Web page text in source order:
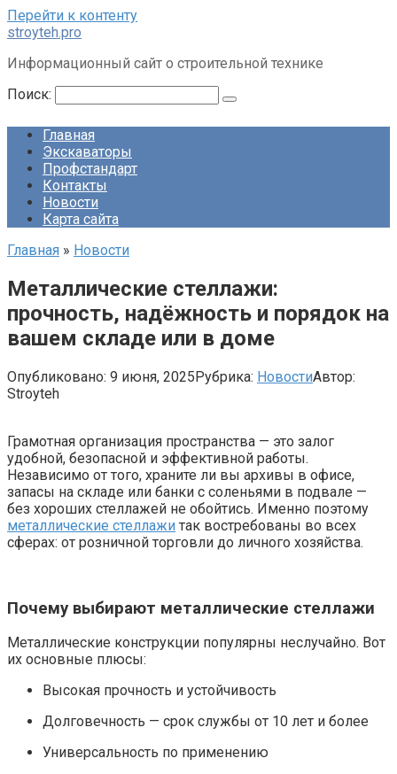
Перейти к контенту
stroyteh.pro
Информационный сайт о строительной технике
Поиск:
Главная
Экскаваторы
Профстандарт
Контакты
Новости
Карта сайта
Главная » Новости
Металлические стеллажи:
прочность, надёжность и порядок на
вашем складе или в доме
Опубликовано: 9 июня, 2025Рубрика: НовостиАвтор:
Stroyteh
Грамотная организация пространства — это залог
удобной, безопасной и эффективной работы.
Независимо от того, храните ли вы архивы в офисе,
запасы на складе или банки с соленьями в подвале —
без хороших стеллажей не обойтись. Именно поэтому
металлические стеллажи так востребованы во всех
сферах: от розничной торговли до личного хозяйства.
Почему выбирают металлические стеллажи
Металлические конструкции популярны неслучайно. Вот
их основные плюсы:
Высокая прочность и устойчивость
Долговечность — срок службы от 10 лет и более
Универсальность по применению